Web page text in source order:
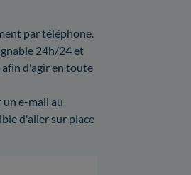
par téléphone.
24h/24 et
afin d'agir en toute
e-mail au
d'aller sur place